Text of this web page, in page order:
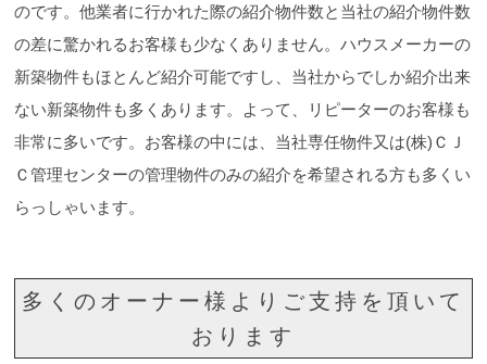
のです。他業者に行かれた際の紹介物件数と当社の紹介物件数
の差に驚かれるお客様も少なくありません。ハウスメーカーの
新築物件もほとんど紹介可能ですし、当社からでしか紹介出来
ない新築物件も多くあります。よって、リピーターのお客様も
非常に多いです。お客様の中には、当社専任物件又は(株)ＣＪ
Ｃ管理センターの管理物件のみの紹介を希望される方も多くい
らっしゃいます。
多くのオーナー様よりご支持を頂いて
おります